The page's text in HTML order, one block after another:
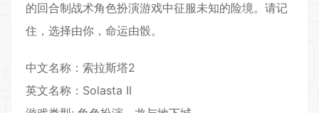
的回合制战术角色扮演游戏中征服未知的险境。请记
住，选择由你，命运由骰。
中文名称：索拉斯塔2
英文名称：Solasta II